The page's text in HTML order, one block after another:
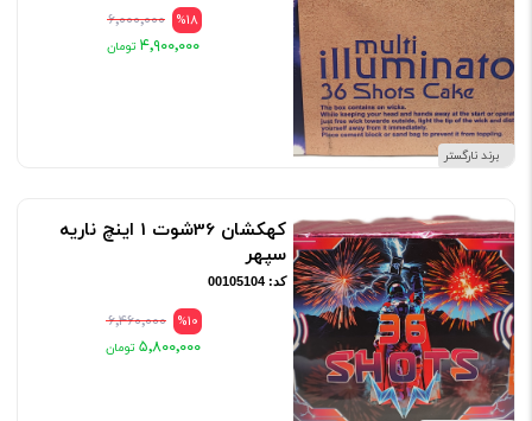
برند نارگستر
%18 ۶٬۰۰۰٬۰۰۰
۴٬۹۰۰٬۰۰۰
کهکشان 36شوت 1 اینچ ناریه
سپهر
کد: 00105104
%10 ۶٬۴۶۰٬۰۰۰
۵٬۸۰۰٬۰۰۰